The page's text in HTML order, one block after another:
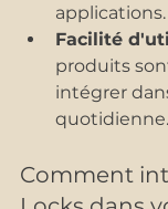
applications.
Facilité
produits
intégrer
quotidienne.
Comment